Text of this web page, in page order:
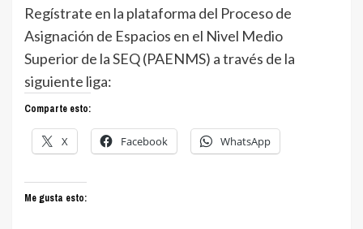
Regístrate en la plataforma del Proceso de
Asignación de Espacios en el Nivel Medio
Superior de la SEQ (PAENMS) a través de la
siguiente liga:
Comparte esto:
X Facebook WhatsApp
Me gusta esto: